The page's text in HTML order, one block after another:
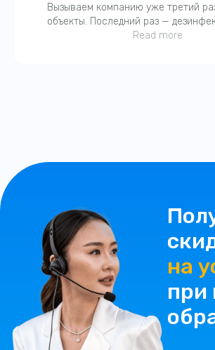
Вызываем компанию уже третий
объекты. Последний раз —
после затопления. Работают четко,
Read more